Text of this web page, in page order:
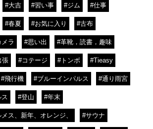
#大吉 #習い事 #ジム #仕事
#春夏 #お気に入り #古布
ラ #思い出 #革靴，読書，趣味
張 #コテージ #トンボ #Tieasy
#飛行機 #ブルーインパルス #通り雨宮
#登山 #年末
ス、新年、オレンジ、 #サウナ